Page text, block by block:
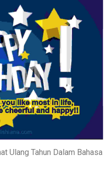
Ulang Tahun Dalam Bahasa